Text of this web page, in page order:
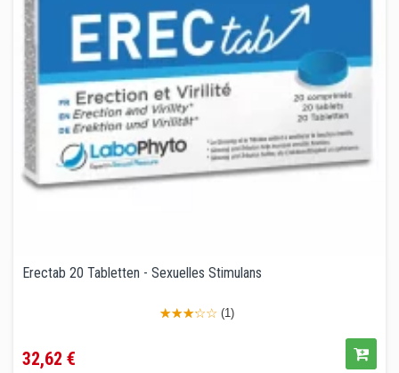
Erectab 20 Tabletten - Sexuelles Stimulans
(1)
32,62 €